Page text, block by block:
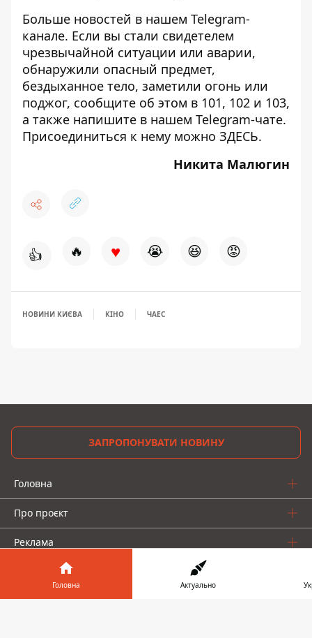
Больше новостей в нашем Telegram-
канале. Если вы стали свидетелем
чрезвычайной ситуации или аварии,
обнаружили опасный предмет,
бездыханное тело, заметили огонь или
поджог, сообщите об этом в 101, 102 и 103,
а также напишите в нашем Telegram-чате.
Присоединиться к нему можно ЗДЕСЬ.
Никита Малюгин
👍 🔥 ♥ 😭 😆 😡
НОВИНИ КИЄВА КІНО ЧАЕС
ЗАПРОПОНУВАТИ НОВИНУ
Головна
Про проєкт
Реклама
Головна Актуально